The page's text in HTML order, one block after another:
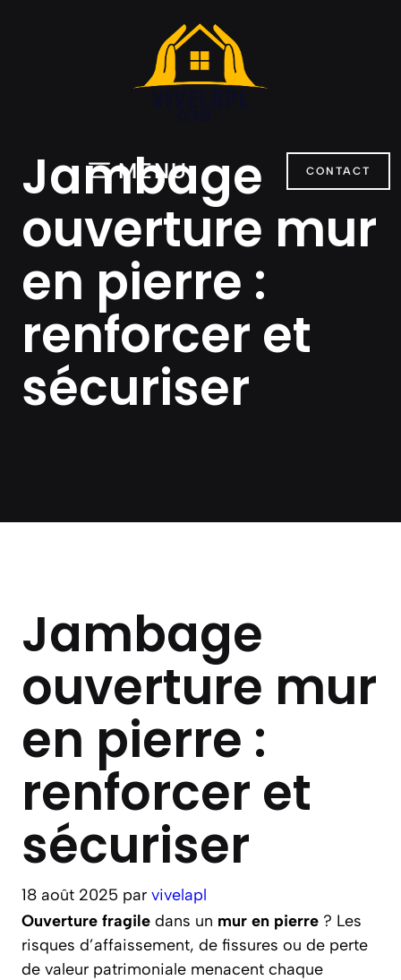
MENU CONTACT
Jambage
ouverture mur
en pierre :
renforcer et
sécuriser
Jambage
ouverture mur
en pierre :
renforcer et
sécuriser
18 août 2025 par vivelapl
Ouverture fragile dans un mur en pierre ? Les
risques d’affaissement, de fissures ou de perte
de valeur patrimoniale menacent chaque